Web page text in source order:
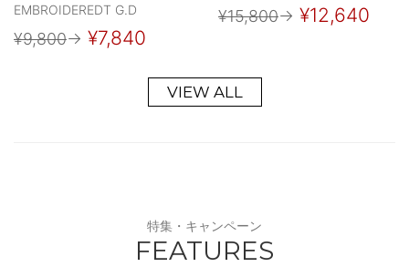
EMBROIDEREDT G.D
¥9,800→ ¥7,840
¥15,800→ ¥12,640
VIEW ALL
特集・キャンペーン
FEATURES